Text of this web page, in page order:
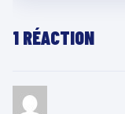
1 RÉACTION